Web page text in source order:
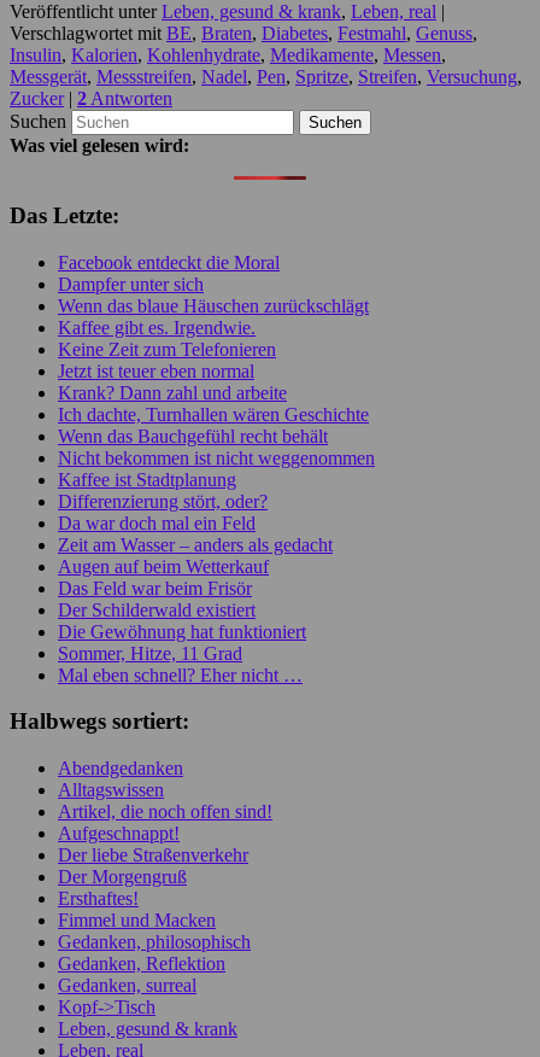
Veröffentlicht unter Leben, gesund & krank, Leben, real |
Verschlagwortet mit BE, Braten, Diabetes, Festmahl, Genuss,
Insulin, Kalorien, Kohlenhydrate, Medikamente, Messen,
Messgerät, Messstreifen, Nadel, Pen, Spritze, Streifen, Versuchung,
Zucker | 2 Antworten
Suchen
Was viel gelesen wird:
Das Letzte:
Facebook entdeckt die Moral
Dampfer unter sich
Wenn das blaue Häuschen zurückschlägt
Kaffee gibt es. Irgendwie.
Keine Zeit zum Telefonieren
Jetzt ist teuer eben normal
Krank? Dann zahl und arbeite
Ich dachte, Turnhallen wären Geschichte
Wenn das Bauchgefühl recht behält
Nicht bekommen ist nicht weggenommen
Kaffee ist Stadtplanung
Differenzierung stört, oder?
Da war doch mal ein Feld
Zeit am Wasser – anders als gedacht
Augen auf beim Wetterkauf
Das Feld war beim Frisör
Der Schilderwald existiert
Die Gewöhnung hat funktioniert
Sommer, Hitze, 11 Grad
Mal eben schnell? Eher nicht …
Halbwegs sortiert:
Abendgedanken
Alltagswissen
Artikel, die noch offen sind!
Aufgeschnappt!
Der liebe Straßenverkehr
Der Morgengruß
Ersthaftes!
Fimmel und Macken
Gedanken, philosophisch
Gedanken, Reflektion
Gedanken, surreal
Kopf->Tisch
Leben, gesund & krank
Leben, real